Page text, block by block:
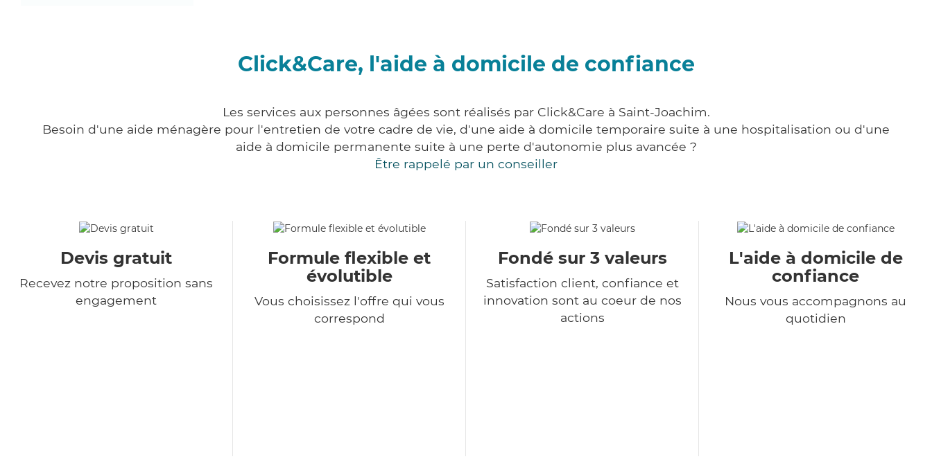
Click&Care, l'aide à domicile de confiance
Les services aux personnes âgées sont réalisés par Click&Care à Saint-Joachim.
Besoin d'une aide ménagère pour l'entretien de votre cadre de vie, d'une aide à domicile temporaire suite à une hospitalisation ou d'une
aide à domicile permanente suite à une perte d'autonomie plus avancée ?
Être rappelé par un conseiller
Devis gratuit
Recevez notre proposition sans
engagement
Formule flexible et
évolutible
Vous choisissez l'offre qui vous
correspond
Fondé sur 3 valeurs
Satisfaction client, confiance et
innovation sont au coeur de nos
actions
L'aide à domicile de
confiance
Nous vous accompagnons au
quotidien